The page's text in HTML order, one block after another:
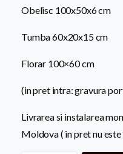
Obelisc 100x50x6 cm
Tumba 60x20x15 cm
Florar 100×60 cm
(in pret intra: gravura
Livrarea si instalarea
Moldova ( in pret nu